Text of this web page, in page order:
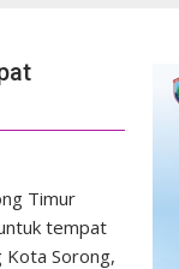
Timur
tempat
Sorong,